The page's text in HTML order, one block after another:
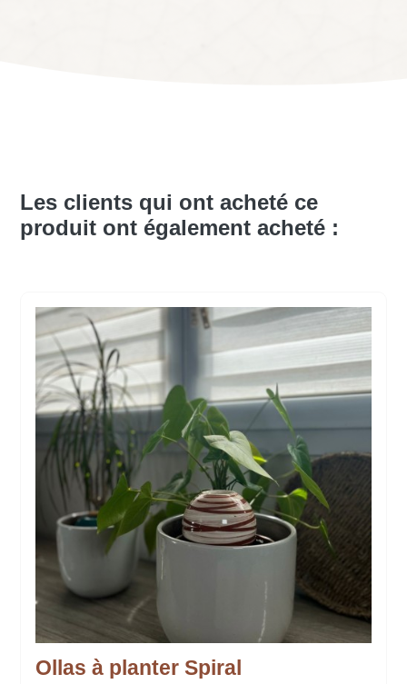
Les clients qui ont acheté ce
produit ont également acheté :
Ollas à planter Spiral